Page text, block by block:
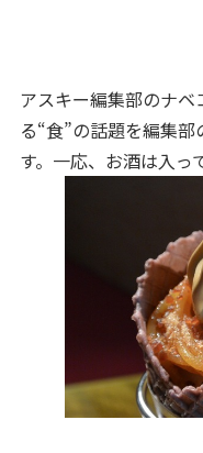
アスキー編集部のナ
る“食”の話題を編集
す。一応、お酒は入っ